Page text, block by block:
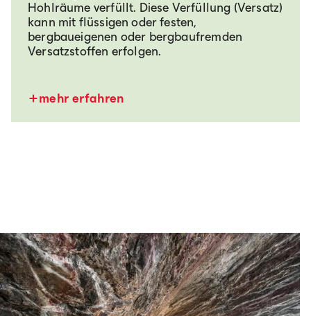
Hohlräume verfüllt. Diese Verfüllung (Versatz)
kann mit flüssigen oder festen,
bergbaueigenen oder bergbaufremden
Versatzstoffen erfolgen.
mehr erfahren